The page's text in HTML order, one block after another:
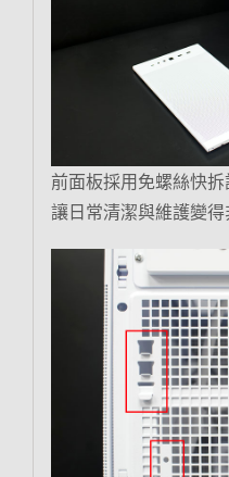
前面板採用免螺絲快
讓日常清潔與維護變得